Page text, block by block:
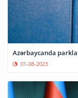
Azərbaycanda
01-08-2023